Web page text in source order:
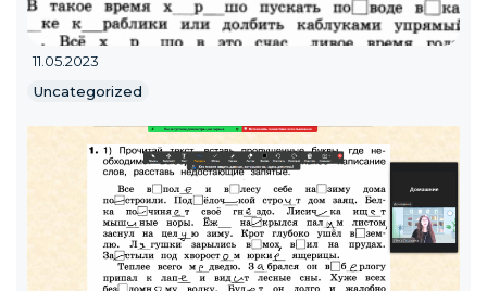
11.05.2023
Uncategorized